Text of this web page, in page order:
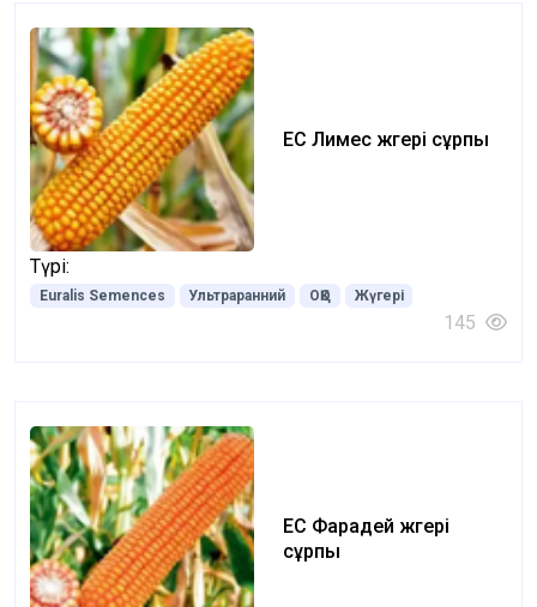
ЕС Лимес жүгері сұрпы
Түрі:
Euralis Semences Ультраранний ОҚО Жүгері
145
ЕС Фарадей жүгері
сұрпы